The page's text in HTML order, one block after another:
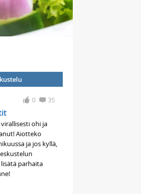
0 35
ohi ja
Aiotteko
ja jos kyllä,
parhaita